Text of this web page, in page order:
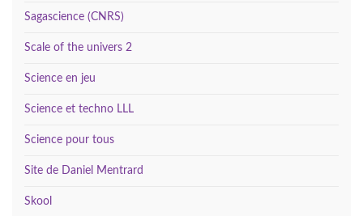
Sagascience (CNRS)
Scale of the univers 2
Science en jeu
Science et techno LLL
Science pour tous
Site de Daniel Mentrard
Skool